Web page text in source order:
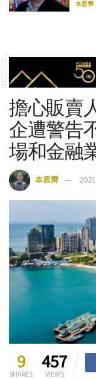
本思齊
擔心販賣
企遭警告
場和金融
本思齊
9
SHARES
457
VIEWS